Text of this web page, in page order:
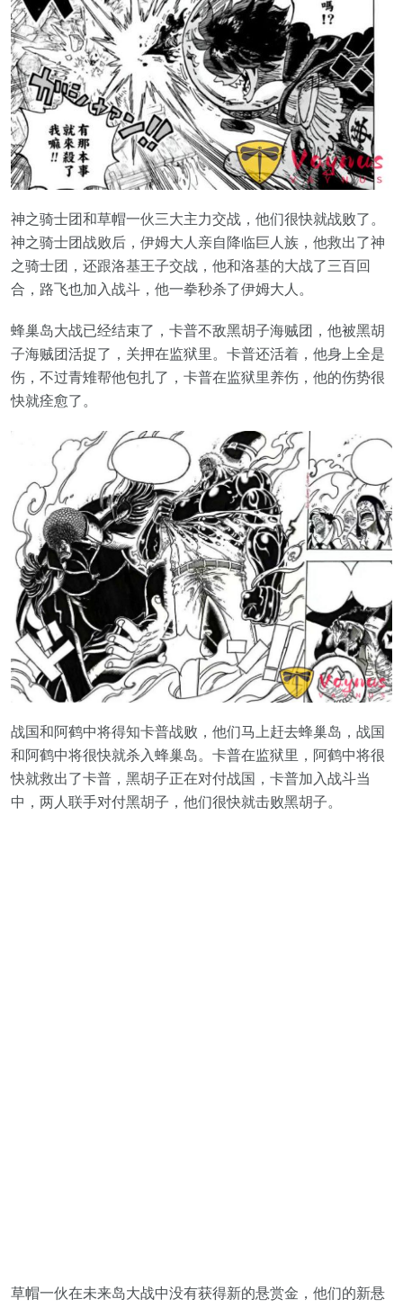
神之骑士团和草帽一伙三大主力交战，他们很快就战败了。
神之骑士团战败后，伊姆大人亲自降临巨人族，他救出了神
之骑士团，还跟洛基王子交战，他和洛基的大战了三百回
合，路飞也加入战斗，他一拳秒杀了伊姆大人。
蜂巢岛大战已经结束了，卡普不敌黑胡子海贼团，他被黑胡
子海贼团活捉了，关押在监狱里。卡普还活着，他身上全是
伤，不过青雉帮他包扎了，卡普在监狱里养伤，他的伤势很
快就痊愈了。
战国和阿鹤中将得知卡普战败，他们马上赶去蜂巢岛，战国
和阿鹤中将很快就杀入蜂巢岛。卡普在监狱里，阿鹤中将很
快就救出了卡普，黑胡子正在对付战国，卡普加入战斗当
中，两人联手对付黑胡子，他们很快就击败黑胡子。
草帽一伙在未来岛大战中没有获得新的悬赏金，他们的新悬